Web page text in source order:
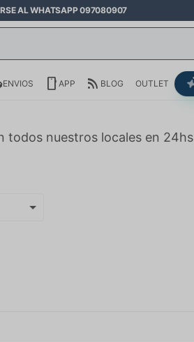
AL WHATSAPP 097080907
ENVIOS APP BLOG OUTLET
todos nuestros locales en 24hs